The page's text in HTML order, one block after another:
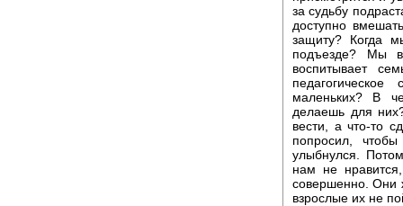
за судьбу
доступно
защиту? Когда
подъезде? Мы
воспитывает
маленьких? В
делаешь для
вести, а что-то
попросил,
улыбнулся.
нам не
совершенно. Они
взрослые их не